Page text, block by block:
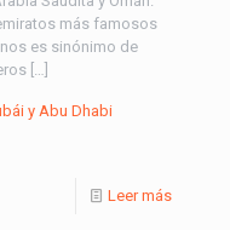
más famosos
es sinónimo de
[…]
y Abu Dhabi
Leer más